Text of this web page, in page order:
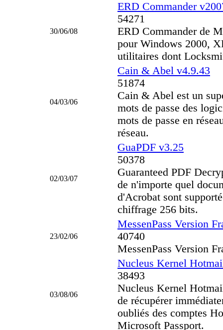
30/06/08
ERD Commander
54271
ERD Commander de
pour Windows 2000,
utilitaires dont
04/03/06
Cain & Abel v4.9.43
51874
Cain & Abel est un
mots de passe des
mots de passe en
réseau.
02/03/07
GuaPDF v3.25
50378
Guaranteed PDF
de n'importe quel
d'Acrobat sont
chiffrage 256 bits.
23/02/06
MessenPass Version
40740
MessenPass Version
03/08/06
Nucleus Kernel
38493
Nucleus Kernel
de récupérer
oubliés des comptes
Microsoft Passport.